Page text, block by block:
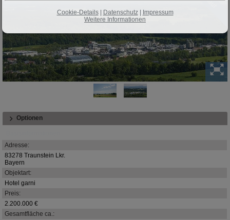
Optionen
Adresse:
83278 Traunstein Lkr.
Bayern
Objektart:
Hotel garni
Preis:
2.200.000 €
Gesamtfläche ca.:
Cookie-Details| Datenschutz|
Impressum
Weitere Informationen